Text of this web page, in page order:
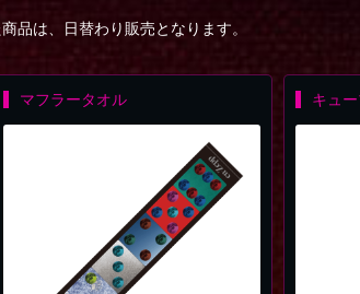
品は、日替わり販売となります。
マフラータオル キュ